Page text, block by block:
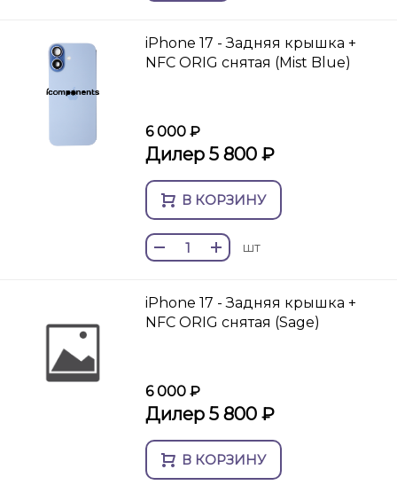
iPhone 17 - Задняя крышка +
NFC ORIG снятая (Mist Blue)
6 000 ₽
Дилер 5 800 ₽
В КОРЗИНУ
шт
iPhone 17 - Задняя крышка +
NFC ORIG снятая (Sage)
6 000 ₽
Дилер 5 800 ₽
В КОРЗИНУ